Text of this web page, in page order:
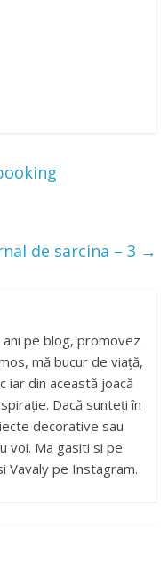
de sarcina – 3 →
pe blog, promovez
mă bucur de viață,
iar din această joacă
Dacă sunteți în
decorative sau
voi. Ma gasiti si pe
Vavaly pe Instagram.